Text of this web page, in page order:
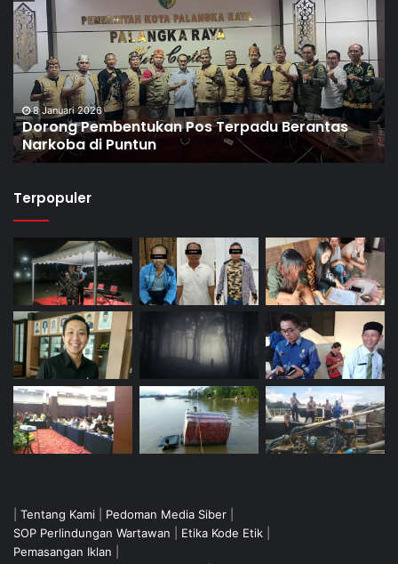
8 Januari 2026
Dorong Pembentukan Pos Terpadu Berantas
Narkoba di Puntun
Terpopuler
Tentang Kami Pedoman Media Siber
SOP Perlindungan Wartawan
Etika Kode Etik
Pemasangan Iklan